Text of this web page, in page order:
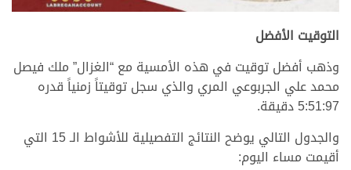
.
التوقيت الأفضل
وذهب أفضل توقيت في هذه الأمسية مع “الغزال” ملك فيصل
محمد علي الجربوعي المري والذي سجل توقيتاً زمنياً قدره
5:51:97 دقيقة.
والجدول التالي يوضح النتائج التفصيلية للأشواط الـ 15 التي
أقيمت مساء اليوم: